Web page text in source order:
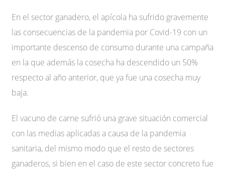
En el sector ganadero, el apícola ha sufrido gravemente
las consecuencias de la pandemia por Covid-19 con un
importante descenso de consumo durante una campaña
en la que además la cosecha ha descendido un 50%
respecto al año anterior, que ya fue una cosecha muy
baja.
El vacuno de carne sufrió una grave situación comercial
con las medias aplicadas a causa de la pandemia
sanitaria, del mismo modo que el resto de sectores
ganaderos, si bien en el caso de este sector concreto fue